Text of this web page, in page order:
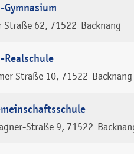
Gymnasium
Straße 62 71522 Backnang
Realschule
Straße 10 71522 Backnang
Straße 9 71522